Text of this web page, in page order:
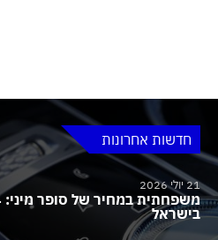
חדשות אחרונות
21 יולי 2026
בישראל